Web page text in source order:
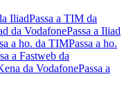
IliadPassa a TIM da
da VodafonePassa a Iliad
a ho. da TIMPassa a ho.
a Fastweb da
da VodafonePassa a